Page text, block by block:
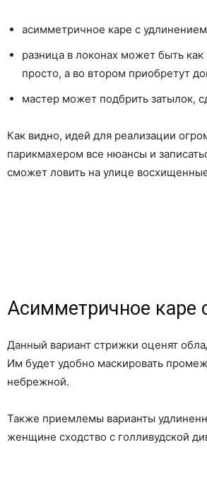
асимметричное каре с
разница в локонах может быть
просто, а во втором приобретут
мастер может подбрить затылок,
Как видно, идей для реализации
парикмахером все нюансы и
сможет ловить на улице
Асимметричное каре
Данный вариант стрижки оценят
Им будет удобно маскировать
небрежной.
Также приемлемы варианты
женщине сходство с голливудской